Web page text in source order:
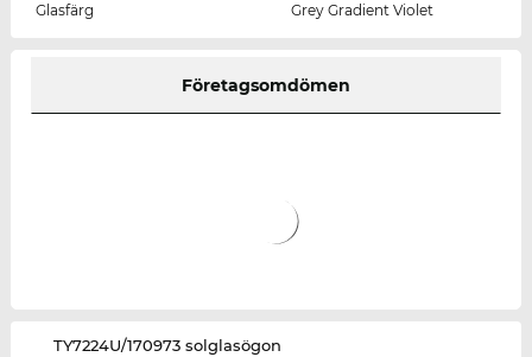
Glasfärg
Grey Gradient Violet
Företagsomdömen
‌TY7224U/170973 solglasögon